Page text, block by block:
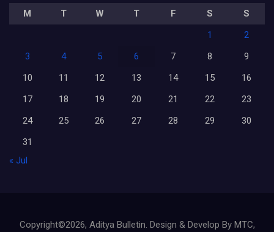
M T W T F S
S
1
2
3
4 5 6 7 8
9
10
11 12 13 14 15
16
17
18 19 20 21 22
23
24
25 26 27 28 29
30
31
« Jul
Copyright©2026, Aditya Bulletin. Design & Develop By MTC,